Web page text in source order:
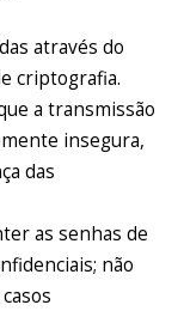
através do
criptografia.
a transmissão
insegura,
das
as senhas de
não